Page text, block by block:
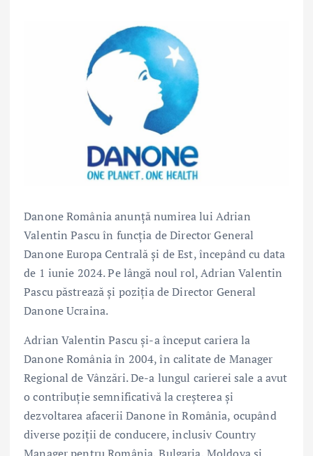
Danone România anunță numirea lui Adrian
Valentin Pascu în funcția de Director General
Danone Europa Centrală și de Est, începând cu data
de 1 iunie 2024. Pe lângă noul rol, Adrian Valentin
Pascu păstrează și poziția de Director General
Danone Ucraina.
Adrian Valentin Pascu și-a început cariera la
Danone România în 2004, în calitate de Manager
Regional de Vânzări. De-a lungul carierei sale a avut
o contribuție semnificativă la creșterea și
dezvoltarea afacerii Danone în România, ocupând
diverse poziții de conducere, inclusiv Country
Manager pentru România, Bulgaria, Moldova și